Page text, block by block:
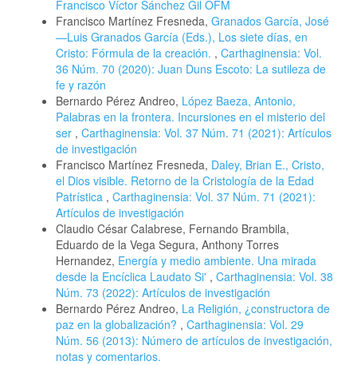
Francisco Víctor Sánchez Gil OFM
Francisco Martínez Fresneda, Granados García, José
—Luis Granados García (Eds.), Los siete días, en
Cristo: Fórmula de la creación. , Carthaginensia: Vol.
36 Núm. 70 (2020): Juan Duns Escoto: La sutileza de
fe y razón
Bernardo Pérez Andreo, López Baeza, Antonio,
Palabras en la frontera. Incursiones en el misterio del
ser , Carthaginensia: Vol. 37 Núm. 71 (2021): Artículos
de investigación
Francisco Martínez Fresneda, Daley, Brian E., Cristo,
el Dios visible. Retorno de la Cristología de la Edad
Patrística , Carthaginensia: Vol. 37 Núm. 71 (2021):
Artículos de investigación
Claudio César Calabrese, Fernando Brambila,
Eduardo de la Vega Segura, Anthony Torres
Hernandez, Energía y medio ambiente. Una mirada
desde la Encíclica Laudato Si' , Carthaginensia: Vol. 38
Núm. 73 (2022): Artículos de investigación
Bernardo Pérez Andreo, La Religión, ¿constructora de
paz en la globalización? , Carthaginensia: Vol. 29
Núm. 56 (2013): Número de artículos de investigación,
notas y comentarios.